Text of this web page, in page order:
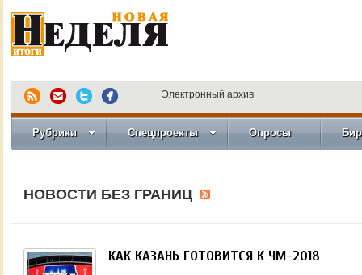
Электронный архив
Рубрики Спецпроекты Опросы
НОВОСТИ БЕЗ ГРАНИЦ
КАК КАЗАНЬ ГОТОВИТСЯ К ЧМ-2018